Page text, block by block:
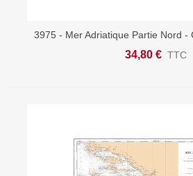
3975 - Mer Adriatique Partie Nord -
34,80 € TTC